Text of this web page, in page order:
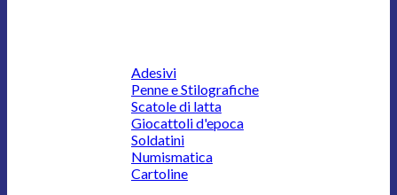
Adesivi
Penne e Stilografiche
Scatole di latta
Giocattoli d'epoca
Soldatini
Numismatica
Cartoline